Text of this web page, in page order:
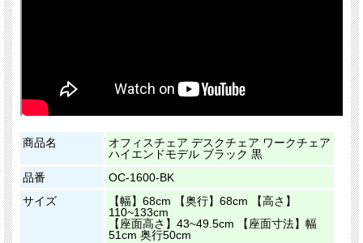
商品名
オフィスチェア デスクチェア ワークチェア
ハイエンドモデル ブラック 黒
品番
OC-1600-BK
サイズ
【幅】68cm 【奥行】68cm 【高さ】
110~133cm
【座面高さ】43~49.5cm 【座面寸法】幅
51cm 奥行50cm